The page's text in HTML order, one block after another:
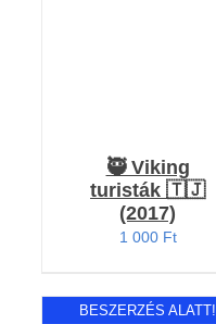
🥷 Viking
turisták 🇹🇯
(2017)
1 000 Ft
BESZERZÉS ALATT!